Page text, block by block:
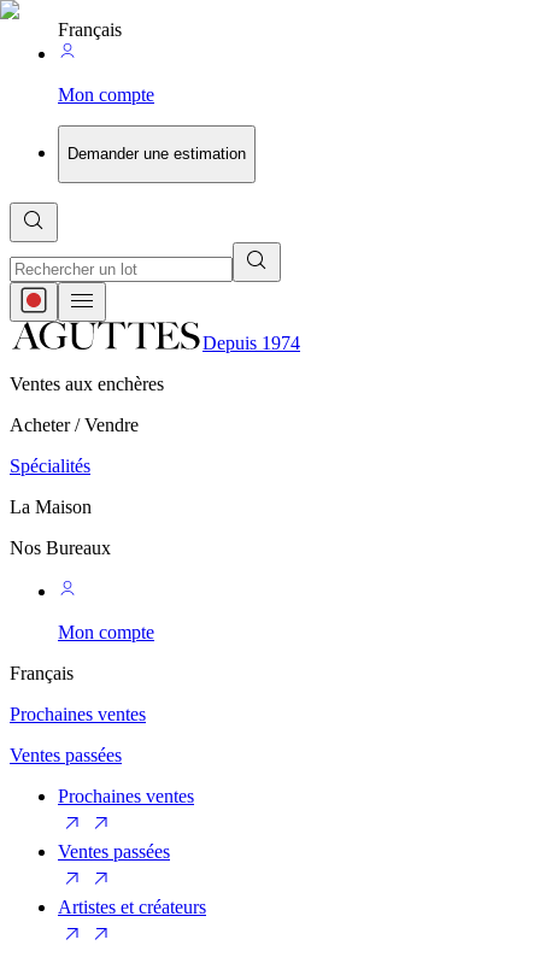
Français
Mon compte
Demander une estimation
Depuis 1974
Ventes aux enchères
Acheter / Vendre
Spécialités
La Maison
Nos Bureaux
Mon compte
Français
Prochaines ventes
Ventes passées
Prochaines ventes
Ventes passées
Artistes et créateurs